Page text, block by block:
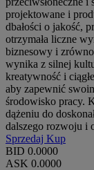
projektowane i
dbałości o jakość,
otrzymała liczne
biznesowy i
wynika z silnej
kreatywność i
aby zapewnić
środowisko pracy.
dążeniu do
dalszego rozwoju i
Sprzedaj Kup
BID 0.0000
ASK 0.0000